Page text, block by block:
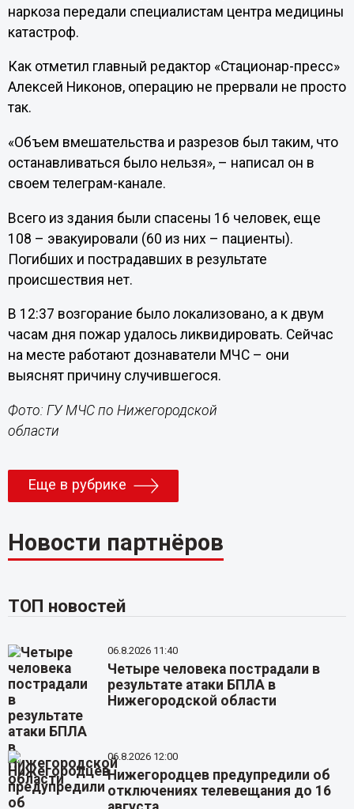
наркоза передали специалистам центра медицины
катастроф.
Как отметил главный редактор «Стационар-пресс»
Алексей Никонов, операцию не прервали не просто
так.
«Объем вмешательства и разрезов был таким, что
останавливаться было нельзя», – написал он в
своем телеграм-канале.
Всего из здания были спасены 16 человек, еще
108 – эвакуировали (60 из них – пациенты).
Погибших и пострадавших в результате
происшествия нет.
В 12:37 возгорание было локализовано, а к двум
часам дня пожар удалось ликвидировать. Сейчас
на месте работают дознаватели МЧС – они
выяснят причину случившегося.
Фото: ГУ МЧС по Нижегородской
области
Еще в рубрике
Новости партнёров
ТОП новостей
06.8.2026 11:40
Четыре человека пострадали в
результате атаки БПЛА в
Нижегородской области
06.8.2026 12:00
Нижегородцев предупредили об
отключениях телевещания до 16